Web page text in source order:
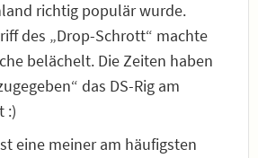
richtig populär wurde.
des „Drop-Schrott“ machte
belächelt. Die Zeiten haben
das DS-Rig am
:)
eine meiner am häufigsten